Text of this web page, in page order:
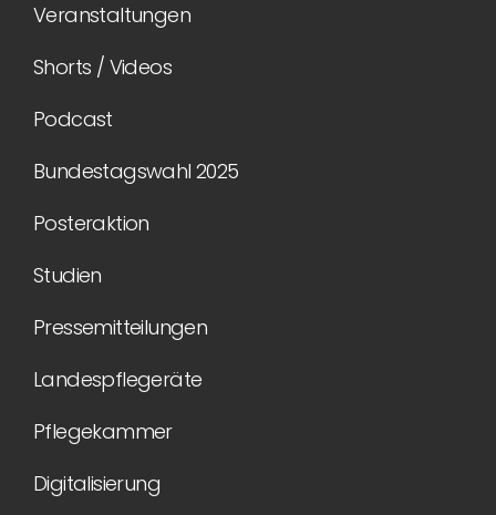
Veranstaltungen
Shorts / Videos
Podcast
Bundestagswahl 2025
Posteraktion
Studien
Pressemitteilungen
Landespflegeräte
Pflegekammer
Digitalisierung